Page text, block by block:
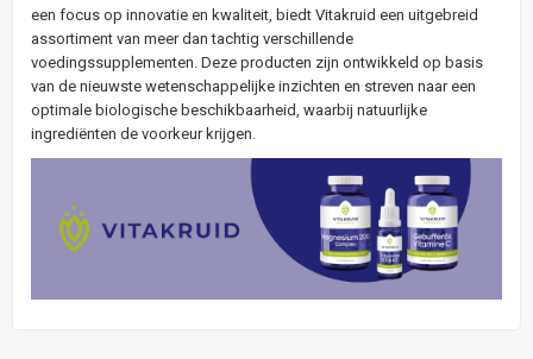
een focus op innovatie en kwaliteit, biedt Vitakruid een uitgebreid
assortiment van meer dan tachtig verschillende
voedingssupplementen. Deze producten zijn ontwikkeld op basis
van de nieuwste wetenschappelijke inzichten en streven naar een
optimale biologische beschikbaarheid, waarbij natuurlijke
ingrediënten de voorkeur krijgen.